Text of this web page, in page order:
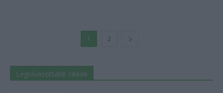
1 2
Legolvasottabb cikkek